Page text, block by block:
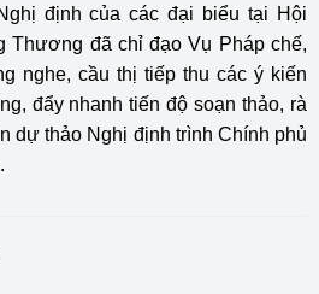
định của các đại biểu tại Hội
Thương đã chỉ đạo Vụ Pháp chế,
nghe, cầu thị tiếp thu các ý kiến
đẩy nhanh tiến độ soạn thảo, rà
dự thảo Nghị định trình Chính phủ